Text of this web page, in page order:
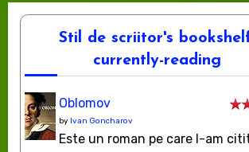
Stil de scriitor's
currently-reading
Oblomov
by Ivan Goncharov
Este un roman pe care l-am